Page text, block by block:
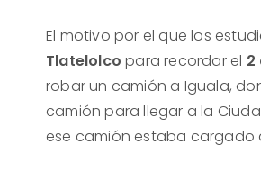
El motivo por el que los
Tlatelolco para recordar el 2
robar un camión a Iguala,
camión para llegar a la
ese camión estaba cargado